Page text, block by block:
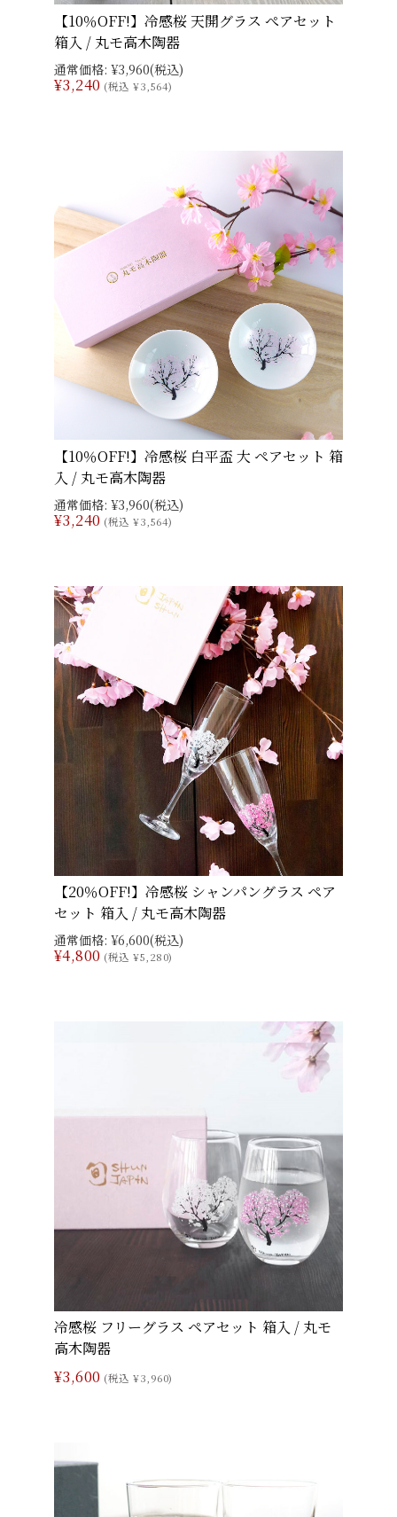
【10％OFF!】冷感桜 天開グラス ぺアセット
箱入 / 丸モ高木陶器
通常価格: ¥3,960(税込)
¥3,240 (税込 ¥3,564)
【10％OFF!】冷感桜 白平盃 大 ペアセット 箱
入 / 丸モ高木陶器
通常価格: ¥3,960(税込)
¥3,240 (税込 ¥3,564)
【20％OFF!】冷感桜 シャンパングラス ペア
セット 箱入 / 丸モ高木陶器
通常価格: ¥6,600(税込)
¥4,800 (税込 ¥5,280)
冷感桜 フリーグラス ペアセット 箱入 / 丸モ
高木陶器
¥3,600 (税込 ¥3,960)